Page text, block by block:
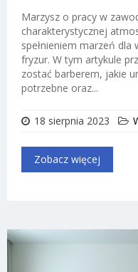
Marzysz o pracy w
charakterystycznej
spełnieniem marzeń
fryzur. W tym artykule
zostać barberem, jakie
potrzebne oraz...
18 sierpnia 2023
Zobacz więcej